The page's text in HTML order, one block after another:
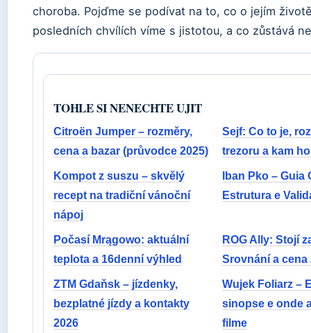
choroba. Pojďme se podívat na to, co o jejím
posledních chvílích víme s jistotou, a co zůstává
TOHLE SI NENECHTE UJIT
Citroën Jumper – rozměry,
cena a bazar (průvodce 2025)
Sejf: Co to je,
trezoru a kam
Kompot z suszu – skvělý
recept na tradiční vánoční
nápoj
Iban Pko –
Estrutura e
Počasí Mrągowo: aktuální
teplota a 16denní výhled
ROG Ally: Stojí
Srovnání a cena
ZTM Gdaňsk – jízdenky,
bezplatné jízdy a kontakty
2026
Wujek Foliarz –
sinopse e onde
filme